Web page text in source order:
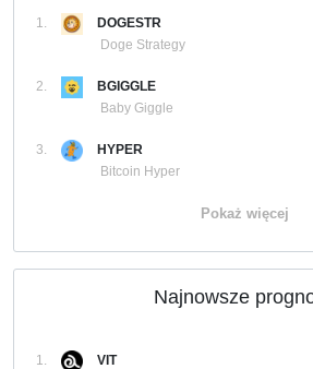
1.
DOGESTR
Doge Strategy
2.
BGIGGLE
Baby Giggle
3.
HYPER
Bitcoin Hyper
Pokaż więcej
Najnowsze
1.
VIT